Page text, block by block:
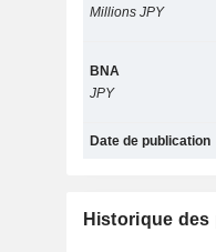
Millions JPY
BNA
JPY
Date de publication
Historique